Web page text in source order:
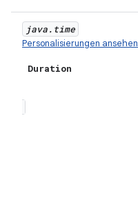
java. time
Personalisierungen ansehen
Duration